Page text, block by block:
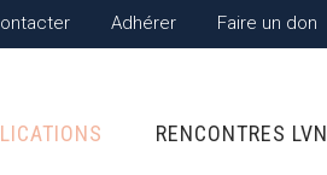
Adhérer Faire un don
RENCONTRES LVN